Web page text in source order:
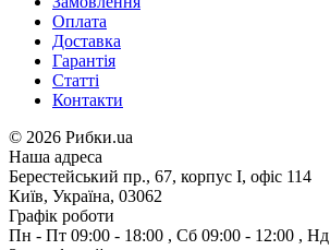
Оплата
Доставка
Гарантія
Статті
Контакти
© 2026 Рибки.ua
Наша адреса
Берестейський пр., 67, корпус І, офіс 114
Київ, Україна, 03062
Графік роботи
Пн - Пт 09:00 - 18:00 , Сб 09:00 - 12:00 , Нд